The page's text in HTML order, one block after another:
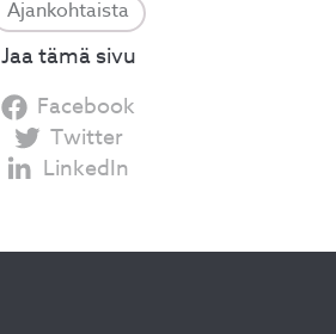
Ajankohtaista
Jaa tämä sivu
Facebook
Twitter
LinkedIn